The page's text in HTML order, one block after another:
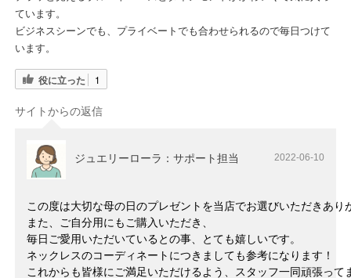
ています。
ビジネスシーンでも、プライベートでも合わせられるので毎日つけて
います。
役に立った 1
サイトからの返信
ジュエリーローラ：サポート担当 2022-06-10
この度は大切な母の日のプレゼントを当店でお選びいただきあり
また、ご自分用にもご購入いただき、
毎日ご愛用いただいているとの事、とても嬉しいです。
ネックレスのコーディネートにつきましても参考になります！
これからも皆様にご満足いただけるよう、スタッフ一同頑張って